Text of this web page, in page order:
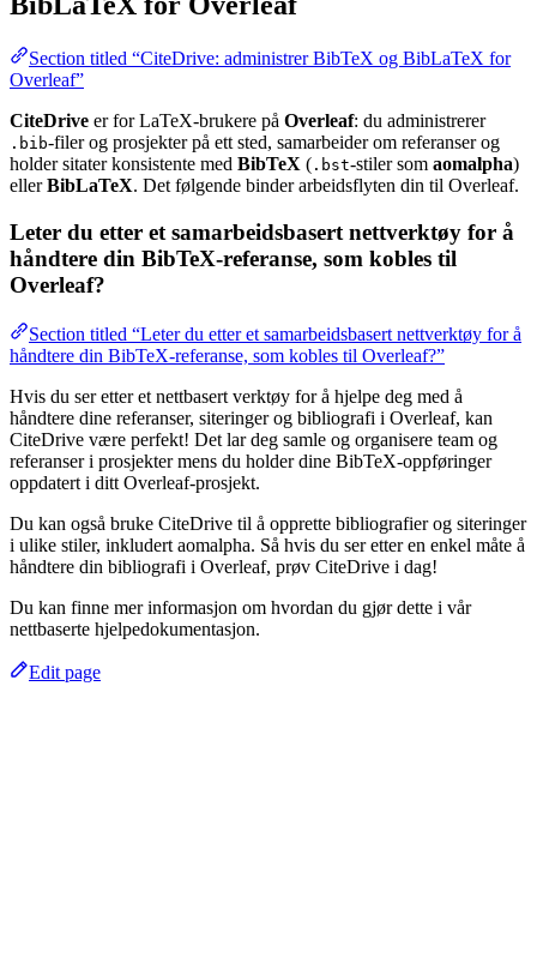
Section titled “CiteDrive: administrer BibTeX og BibLaTeX for
Overleaf”
CiteDrive er for LaTeX-brukere på Overleaf: du administrerer
.bib-filer og prosjekter på ett sted, samarbeider om referanser og
holder sitater konsistente med BibTeX ( .bst-stiler som aomalpha)
ellerBibLaTeX. Det følgende binder arbeidsflyten din til Overleaf.
Leter du etter et samarbeidsbasert nettverktøy for å
håndtere din BibTeX-referanse, som kobles til
Overleaf?
Section titled “Leter du etter et samarbeidsbasert nettverktøy for å
håndtere din BibTeX-referanse, som kobles til Overleaf?”
Hvis du ser etter et nettbasert verktøy for å hjelpe deg med å
håndtere dine referanser, siteringer og bibliografi i Overleaf, kan
CiteDrive være perfekt! Det lar deg samle og organisere team og
referanser i prosjekter mens du holder dine BibTeX-oppføringer
oppdatert i ditt Overleaf-prosjekt.
Du kan også bruke CiteDrive til å opprette bibliografier og siteringer
i ulike stiler, inkludert aomalpha. Så hvis du ser etter en enkel måte å
håndtere din bibliografi i Overleaf, prøv CiteDrive i dag!
Du kan finne mer informasjon om hvordan du gjør dette i vår
nettbaserte hjelpedokumentasjon.
Edit page